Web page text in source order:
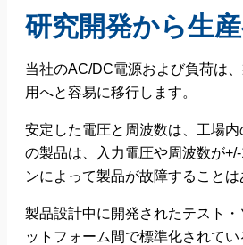
研究開発から生
当社のAC/DC電源および負荷は
用へと容易に移行します。
安定した電圧と周波数は、工場
の製品は、入力電圧や周波数が
ンによって製品が故障することは
製品設計中に開発されたテスト
ットフォーム間で標準化されて